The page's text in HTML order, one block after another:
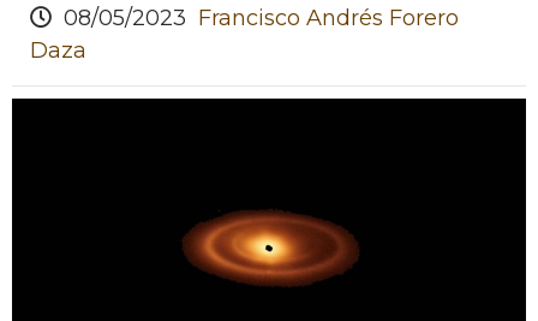
08/05/2023 Francisco Andrés Forero
Daza